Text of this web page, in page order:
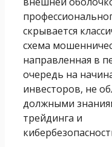
скрывается
схема
направленная в
очередь на
инвесторов, не
должными
трейдинга и